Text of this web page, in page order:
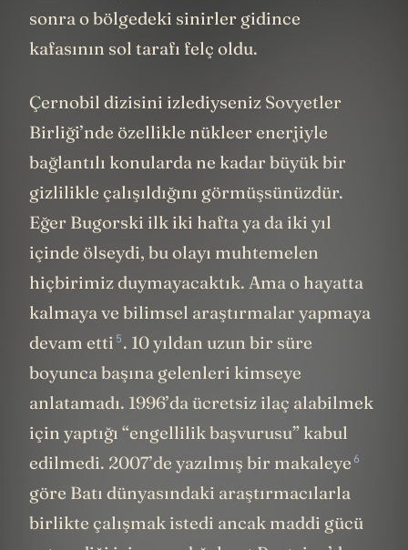
sonra o bölgedeki sinirler gidince
kafasının sol tarafı felç oldu.
Çernobil dizisini izlediyseniz Sovyetler
Birliği’nde özellikle nükleer enerjiyle
bağlantılı konularda ne kadar büyük bir
gizlilikle çalışıldığını görmüşsünüzdür.
Eğer Bugorski ilk iki hafta ya da iki yıl
içinde ölseydi, bu olayı muhtemelen
hiçbirimiz duymayacaktık. Ama o hayatta
kalmaya ve bilimsel araştırmalar yapmaya
devam etti 5. 10 yıldan uzun bir süre
boyunca başına gelenleri kimseye
anlatamadı. 1996’da ücretsiz ilaç alabilmek
için yaptığı “engellilik başvurusu” kabul
edilmedi. 2007’de yazılmış bir makaleye 6
göre Batı dünyasındaki araştırmacılarla
birlikte çalışmak istedi ancak maddi gücü